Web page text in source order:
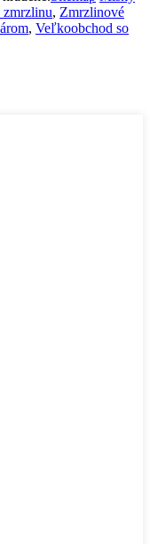
zmrzlinu, Zmrzlinové
, Veľkoobchod so